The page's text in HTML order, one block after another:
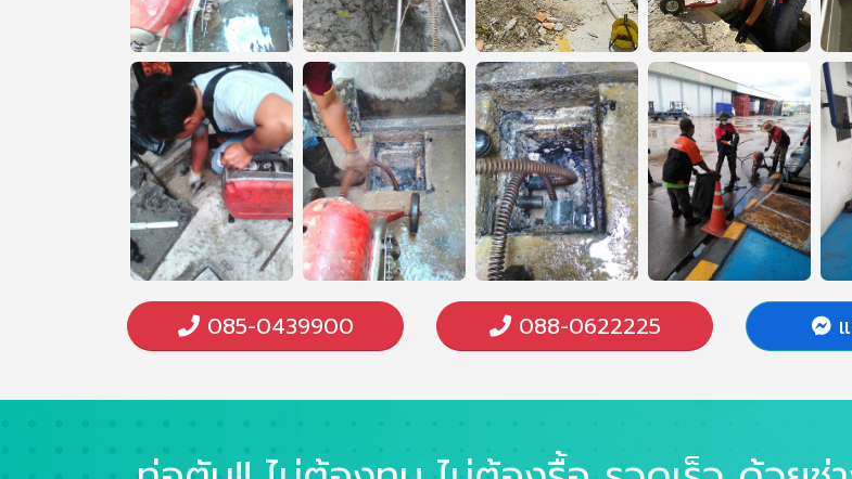
085-0439900 088-0622225 แ